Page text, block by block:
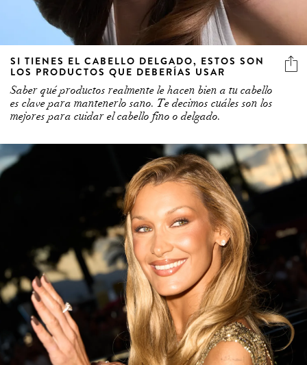
SI TIENES EL CABELLO DELGADO, ESTOS SON
LOS PRODUCTOS QUE DEBERÍAS USAR
Saber qué productos realmente le hacen bien a tu cabello
es clave para mantenerlo sano. Te decimos cuáles son los
mejores para cuidar el cabello fino o delgado.